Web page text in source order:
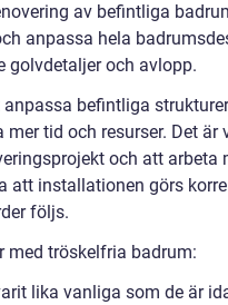
av befintliga
anpassa hela
golvdetaljer och avlopp.
befintliga
tid och resurser. Det är
och att arbeta
att installationen görs
följs.
med tröskelfria badrum:
lika vanliga som de är